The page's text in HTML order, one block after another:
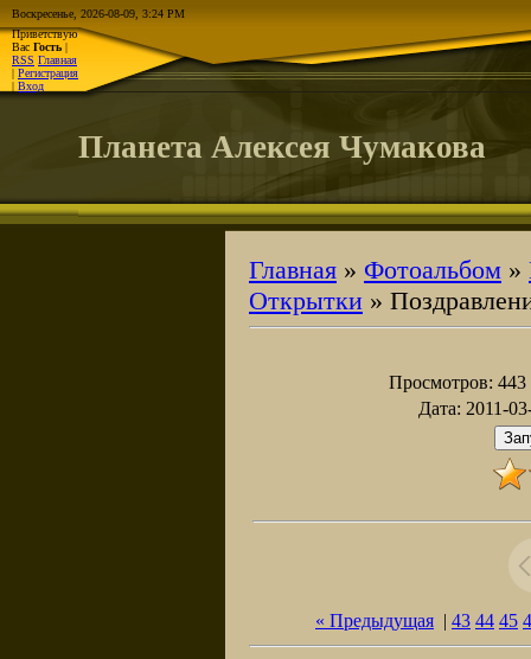
Воскресенье, 2026-08-09, 3:24 PM
Приветствую
Вас Гость |
RSS Главная
| Регистрация
| Вход
Планета Алексея Чумакова
Главная » Фотоальбом »
Открытки »
Просмотров:
Дата: 2011-
« Предыдущая | 43 44 45